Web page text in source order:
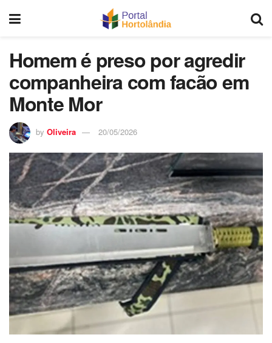
Homem é preso por agredir
companheira com facão em
Monte Mor
by Oliveira 20/05/2026